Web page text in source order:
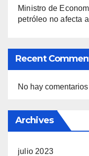
Ministro de
petróleo no afecta
Recent
No hay
Archives
julio 2023